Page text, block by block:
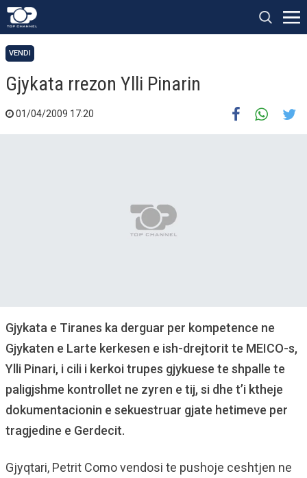
VENDI
Gjykata rrezon Ylli Pinarin
01/04/2009 17:20
Gjykata e Tiranes ka derguar per kompetence ne
Gjykaten e Larte kerkesen e ish-drejtorit te MEICO-s,
Ylli Pinari, i cili i kerkoi trupes gjykuese te shpalle te
paligjshme kontrollet ne zyren e tij, si dhe t’i ktheje
dokumentacionin e sekuestruar gjate hetimeve per
tragjedine e Gerdecit.
Gjyqtari, Petrit Como vendosi te pushoje ceshtjen ne